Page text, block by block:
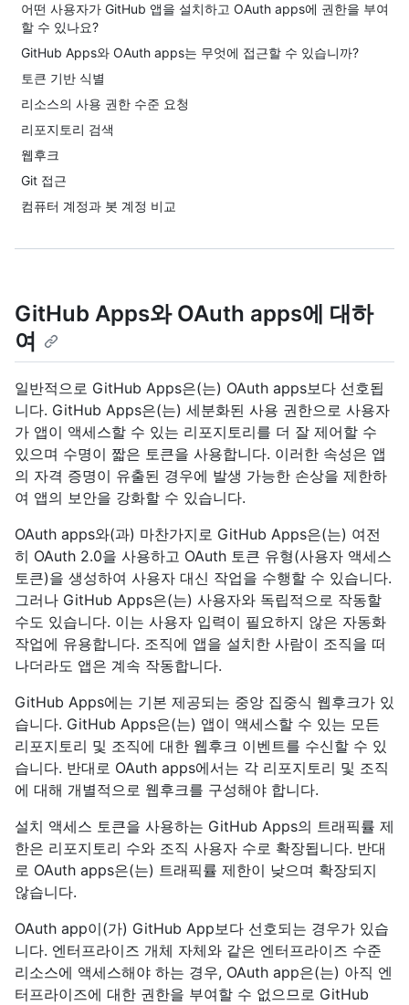
어떤 사용자가 GitHub 앱을 설치하고 OAuth apps에 권한을 부여
할 수 있나요?
GitHub Apps와 OAuth apps는 무엇에 접근할 수 있습니까?
토큰 기반 식별
리소스의 사용 권한 수준 요청
리포지토리 검색
웹후크
Git 접근
컴퓨터 계정과 봇 계정 비교
GitHub Apps와 OAuth apps에 대하
여
일반적으로 GitHub Apps은(는) OAuth apps보다 선호됩
니다. GitHub Apps은(는) 세분화된 사용 권한으로 사용자
가 앱이 액세스할 수 있는 리포지토리를 더 잘 제어할 수
있으며 수명이 짧은 토큰을 사용합니다. 이러한 속성은 앱
의 자격 증명이 유출된 경우에 발생 가능한 손상을 제한하
여 앱의 보안을 강화할 수 있습니다.
OAuth apps와(과) 마찬가지로 GitHub Apps은(는) 여전
히 OAuth 2.0을 사용하고 OAuth 토큰 유형(사용자 액세스
토큰)을 생성하여 사용자 대신 작업을 수행할 수 있습니다.
그러나 GitHub Apps은(는) 사용자와 독립적으로 작동할
수도 있습니다. 이는 사용자 입력이 필요하지 않은 자동화
작업에 유용합니다. 조직에 앱을 설치한 사람이 조직을 떠
나더라도 앱은 계속 작동합니다.
GitHub Apps에는 기본 제공되는 중앙 집중식 웹후크가 있
습니다. GitHub Apps은(는) 앱이 액세스할 수 있는 모든
리포지토리 및 조직에 대한 웹후크 이벤트를 수신할 수 있
습니다. 반대로 OAuth apps에서는 각 리포지토리 및 조직
에 대해 개별적으로 웹후크를 구성해야 합니다.
설치 액세스 토큰을 사용하는 GitHub Apps의 트래픽률 제
한은 리포지토리 수와 조직 사용자 수로 확장됩니다. 반대
로 OAuth apps은(는) 트래픽률 제한이 낮으며 확장되지
않습니다.
OAuth app이(가) GitHub App보다 선호되는 경우가 있습
니다. 엔터프라이즈 개체 자체와 같은 엔터프라이즈 수준
리소스에 액세스해야 하는 경우, OAuth app은(는) 아직 엔
터프라이즈에 대한 권한을 부여할 수 없으므로 GitHub